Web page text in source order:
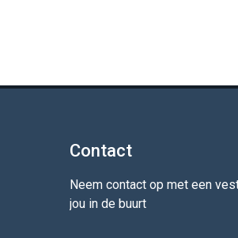
Contact
Neem contact op met een
jou in de buurt